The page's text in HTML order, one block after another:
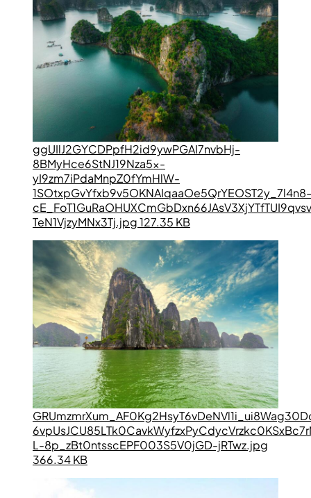
ggUIlJ2GYCDPpfH2id9ywPGAI7nvbHj-
8BMyHce6StNJ19Nza5x-
yI9zm7iPdaMnpZ0fYmHlW-
TeN1VjzyMNx3Tj.jpg 127.35 KB
L-8p_zBt0ntsscEPF003S5V0jGD-jRTwz.jpg
366.34 KB